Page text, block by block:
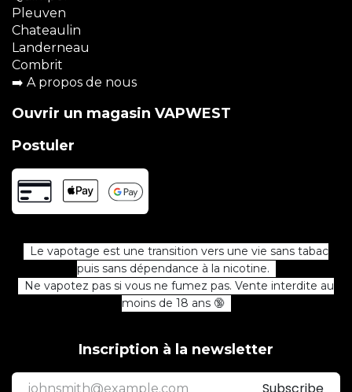
Pleuven
Chateaulin
Landerneau
Combrit
➡️ A propos de nous
Ouvrir un magasin VAPWEST
Postuler
Le vapotage est une transition vers une vie sans tabac
puis sans dépendance à la nicotine.
Ne vapotez pas si vous ne fumez pas. Vente interdite au
moins de 18 ans 🔞
Inscription à la newsletter